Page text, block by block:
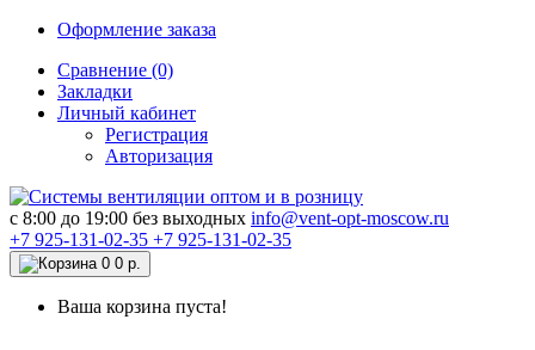
Оформление заказа
Сравнение (0)
Закладки
Личный кабинет
Регистрация
Авторизация
c 8:00 до 19:00 без выходных info@vent-opt-moscow.ru
+7 925-131-02-35 +7 925-131-02-35
0 0 р.
Ваша корзина пуста!